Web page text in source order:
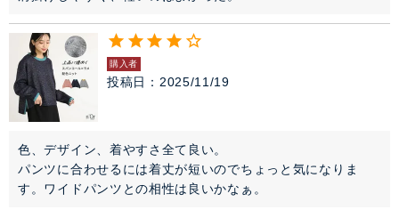
購入者
投稿日 2025/11/19
色、デザイン、着やすさ全て良い。
パンツに合わせるには着丈が短いのでちょっと気になりま
す。ワイドパンツとの相性は良いかなぁ。